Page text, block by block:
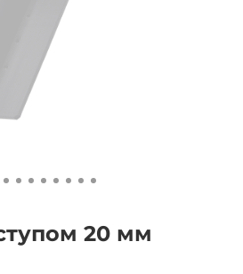
20 мм